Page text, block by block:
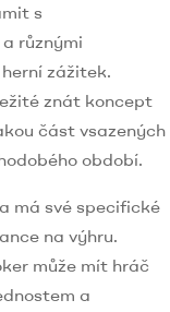
s
různými
zážitek.
znát koncept
část vsazených
období.
má své specifické
na výhru.
může mít hráč
a